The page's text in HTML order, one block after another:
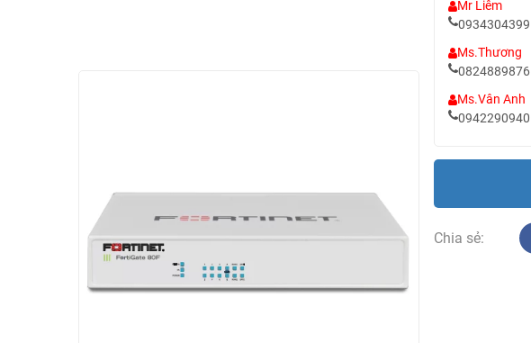
Mr Liêm
0934304399
Ms.Thương
0824889876
Ms.Vân Anh
0942290940
Chia sẻ: